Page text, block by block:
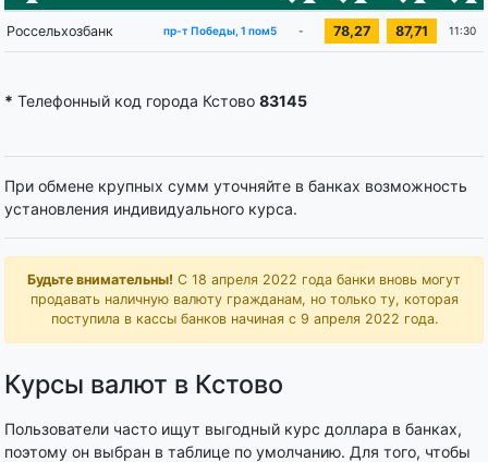
Россельхозбанк пр-т Победы, 1 пом5 - 78,27 87,71 11:30
* Телефонный код города Кстово 83145
При обмене крупных сумм уточняйте в банках возможность
установления индивидуального курса.
Будьте внимательны! С 18 апреля 2022 года банки вновь могут
продавать наличную валюту гражданам, но только ту, которая
поступила в кассы банков начиная с 9 апреля 2022 года.
Курсы валют в Кстово
Пользователи часто ищут выгодный курс доллара в банках,
поэтому он выбран в таблице по умолчанию. Для того, чтобы